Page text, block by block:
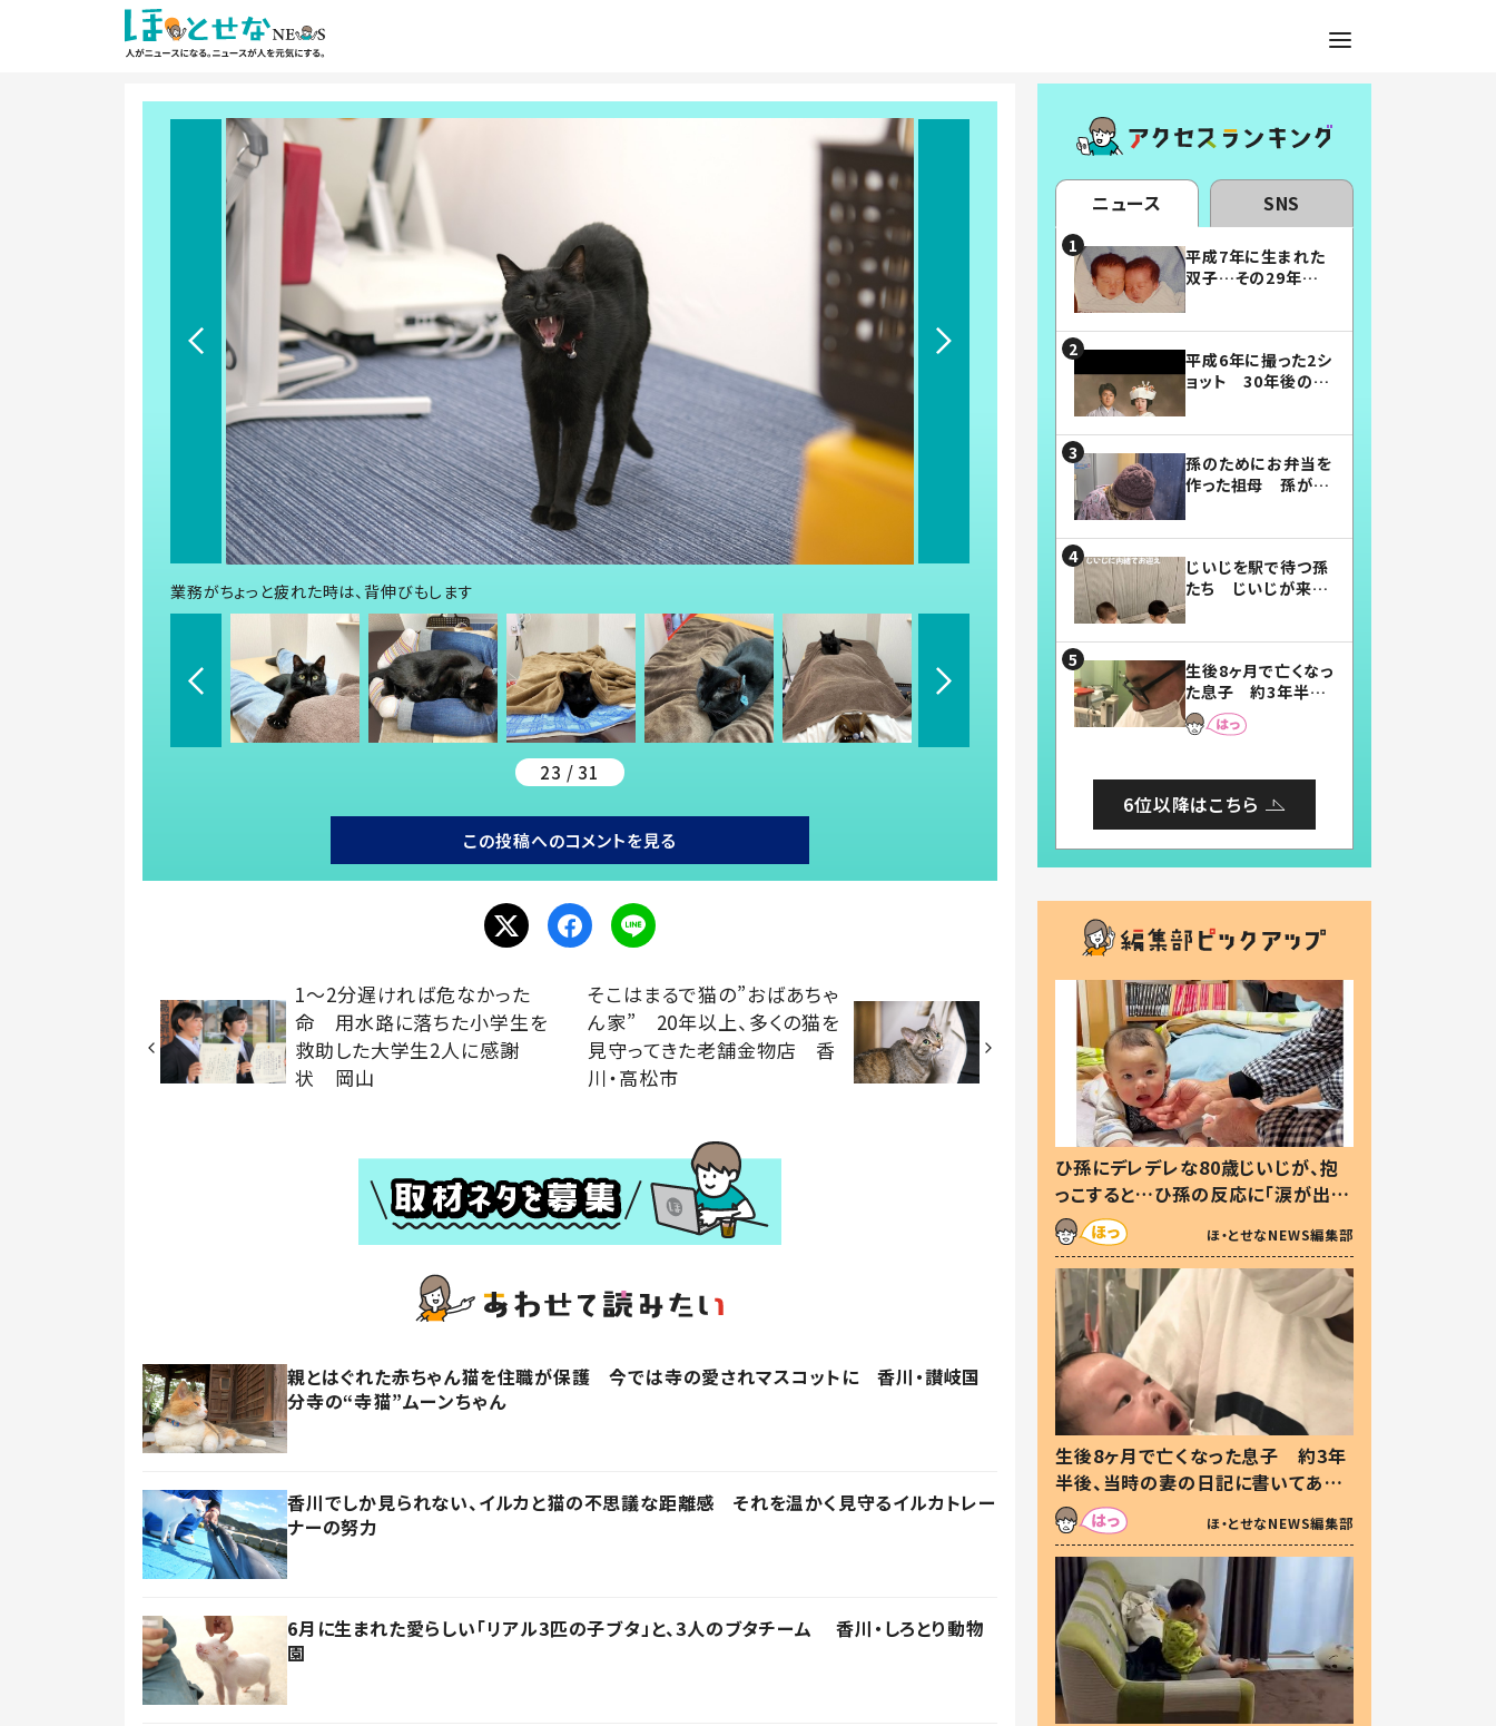
業務がちょっと疲れた時は、背伸びもします
23 / 31
この投稿へのコメントを見る
1～2分遅ければ危なかった
命 用水路に落ちた小学生を
救助した大学生2人に感謝
状 岡山
そこはまるで猫の”おばあちゃ
ん家” 20年以上、多くの猫を
見守ってきた老舗金物店 香
川・高松市
親とはぐれた赤ちゃん猫を住職が保護 今では寺の愛されマスコットに 香川・讃岐国
分寺の“寺猫”ムーンちゃん
香川でしか見られない、イルカと猫の不思議な距離感 それを温かく見守るイルカトレー
ナーの努力
6月に生まれた愛らしい「リアル3匹の子ブタ」と、3人のブタチーム 香川・しろとり動物
園
ニュース SNS
平成7年に生まれた
双子…その29年後
平成6年に撮った2シ
ョット 30年後の姿
孫のためにお弁当を
作った祖母 孫が絶
じいじを駅で待つ孫
たち じいじが来た
まらない」「幸せにな
れる」
生後8ヶ月で亡くなっ
た息子 約3年半
後、当時の妻の日記
に書いてあった本音
6位以降はこちら
ひ孫にデレデレな80歳じいじが、抱
っこすると…ひ孫の反応に「涙が出ま
した」「可愛くて仕方ない」
ほ・とせなNEWS編集部
生後8ヶ月で亡くなった息子 約3年
半後、当時の妻の日記に書いてあっ
た本音とは
ほ・とせなNEWS編集部